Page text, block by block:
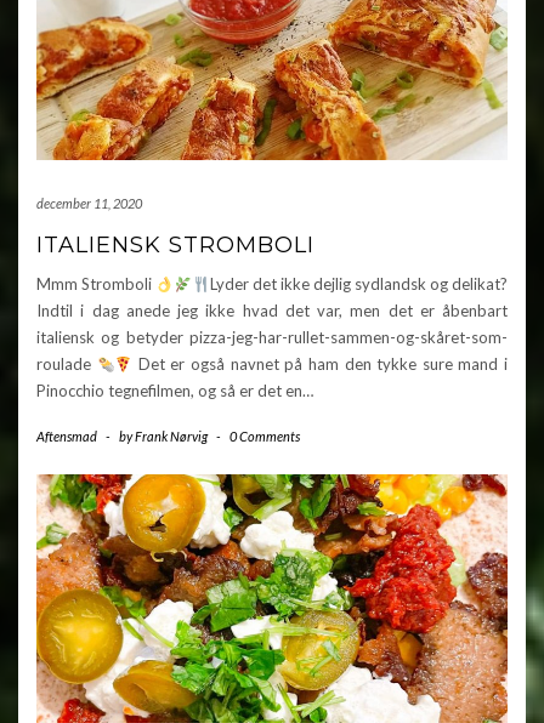
december 11, 2020
ITALIENSK STROMBOLI
Mmm Stromboli
Lyder det ikke dejlig sydlandsk og delikat?
Indtil i dag anede jeg ikke hvad det var, men det er åbenbart
italiensk og betyder pizza-jeg-har-rullet-sammen-og-skåret-som-
roulade
Det er også navnet på ham den tykke sure mand i
Pinocchio tegnefilmen, og så er det en…
Aftensmad - byFrank Nørvig - 0 Comments